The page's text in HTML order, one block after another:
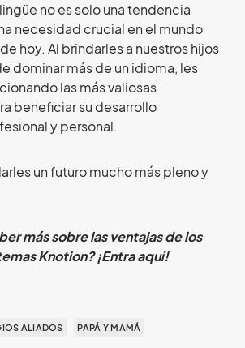
no es solo una tendencia
necesidad crucial en el mundo
hoy. Al brindarles a nuestros hijos
dominar más de un idioma, les
las más valiosas
beneficiar su desarrollo
y personal.
un futuro mucho más pleno y
más sobre las ventajas de los
Knotion? ¡Entra aquí!
ALIADOS PAPÁ Y MAMÁ